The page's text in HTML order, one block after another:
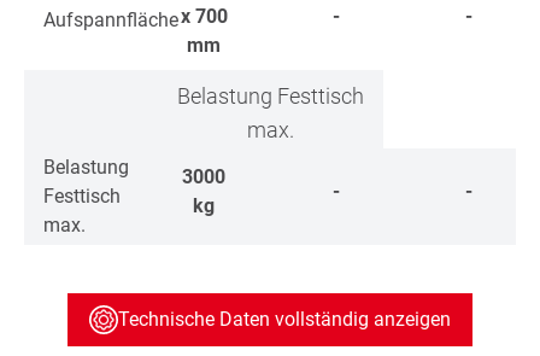
Aufspannflächex 700
mm
- -
Belastung Festtisch
max.
Belastung
Festtisch
max.
3000
kg
- -
Technische Daten vollständig anzeigen